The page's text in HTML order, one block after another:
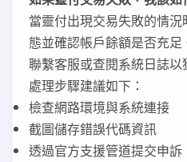
當靈付出現交易失敗的情
態並確認帳戶餘額是否充
聯繫客服或查閱系統日誌以
處理步驟建議如下：
檢查網路環境與系統連接
截圖儲存錯誤代碼資訊
透過官方支援管道提交申訴